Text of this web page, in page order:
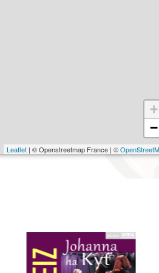
+
−
Leaflet| © Openstreetmap France | ©